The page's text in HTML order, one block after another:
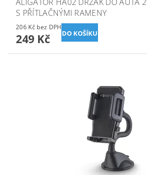
S PŘÍTLAČNÝMI RAMENY
206 Kč bez DPH
249 Kč